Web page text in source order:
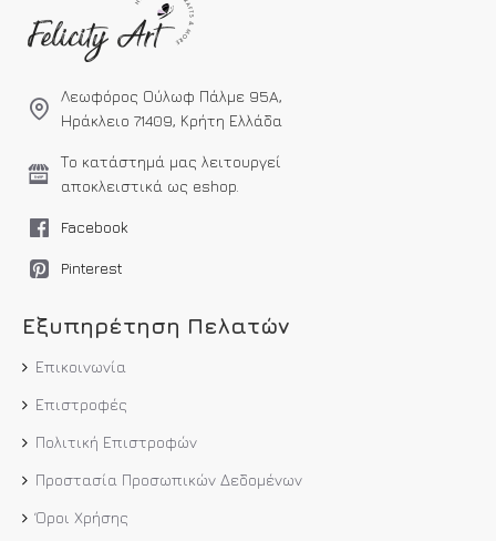
Λεωφόρος Ούλωφ Πάλμε 95A,
Ηράκλειο 71409, Κρήτη Ελλάδα
Το κατάστημά μας λειτουργεί
αποκλειστικά ως eshop.
Facebook
Pinterest
Εξυπηρέτηση Πελατών
Επικοινωνία
Επιστροφές
Πολιτική Επιστροφών
Προστασία Προσωπικών Δεδομένων
Όροι Χρήσης